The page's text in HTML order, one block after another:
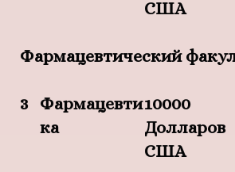
США
Фармацевтический
3
Фармацевти
ка
10000
Долларов
США